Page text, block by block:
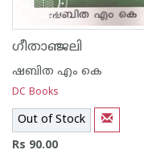
ഗീതാഞ്ജലി
ഷബിത എം കെ
DC Books
Out of Stock
Rs 90.00